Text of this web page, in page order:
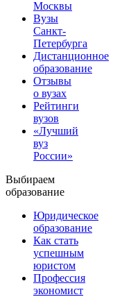
Москвы
Вузы
Санкт-
Петербурга
Дистанционное
образование
Отзывы
о вузах
Рейтинги
вузов
«Лучший
вуз
России»
Выбираем
образование
Юридическое
образование
Как стать
успешным
юристом
Профессия
экономист